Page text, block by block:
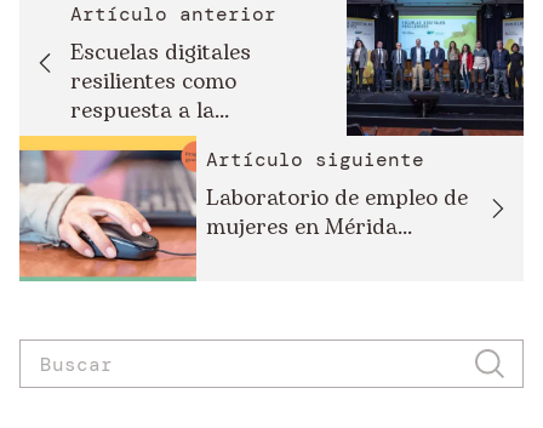
Artículo anterior
Escuelas digitales
resilientes como
respuesta a la...
Artículo siguiente
Laboratorio de empleo de
mujeres en Mérida...